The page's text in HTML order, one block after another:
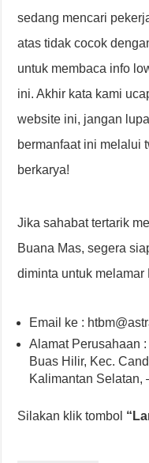
sedang mencari
atas tidak cocok
untuk membaca info
ini. Akhir kata kami
website ini, jangan
bermanfaat ini melalui
berkarya!
Jika sahabat tertarik
Buana Mas, segera
diminta untuk
Email ke :
Alamat Perusahaan
Buas Hilir, Kec.
Kalimantan Selatan,
Silakan klik tombol